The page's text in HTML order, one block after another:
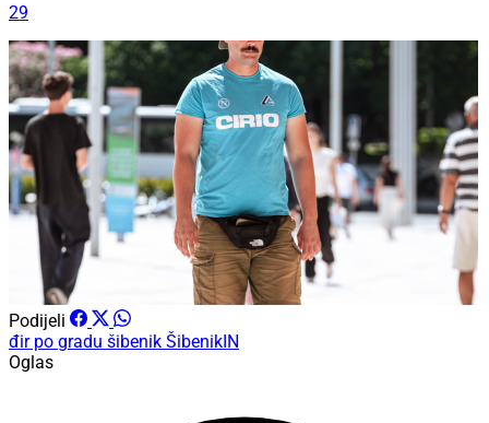
29
Podijeli
đir po gradu šibenik ŠibenikIN
Oglas